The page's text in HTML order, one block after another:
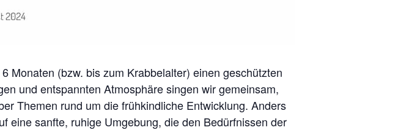
Monaten (bzw. bis zum Krabbelalter) einen geschützten
und entspannten Atmosphäre singen wir gemeinsam,
Themen rund um die frühkindliche Entwicklung. Anders
eine sanfte, ruhige Umgebung, die den Bedürfnissen der